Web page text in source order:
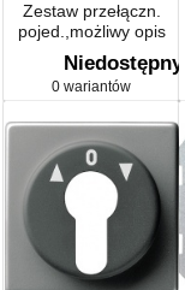
Zestaw przełączn.
pojed.,możliwy opis
Gira E22 naturalny
stalowy
Niedostępny
0 wariantów